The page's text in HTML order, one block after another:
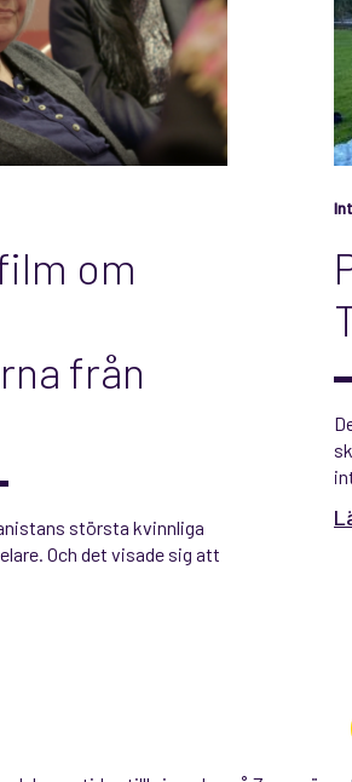
om
från
största kvinnliga
Och det visade sig att